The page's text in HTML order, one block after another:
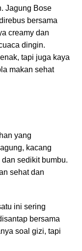
Jagung Bose
bersama
creamy dan
dingin.
tapi juga kaya
makan sehat
yang
kacang
sedikit bumbu.
sehat dan
ini sering
bersama
soal gizi, tapi